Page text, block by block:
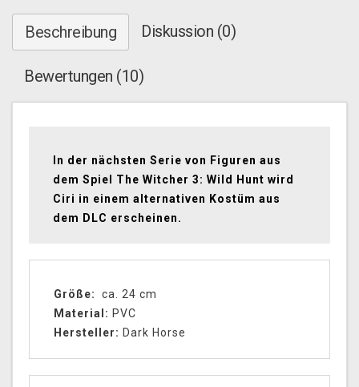
Beschreibung Diskussion (0)
Bewertungen (10)
In der nächsten Serie von Figuren aus
dem Spiel The Witcher 3: Wild Hunt wird
Ciri in einem alternativen Kostüm aus
dem DLC erscheinen.
Größe:
ca. 24 cm
Material: PVC
Hersteller: Dark Horse